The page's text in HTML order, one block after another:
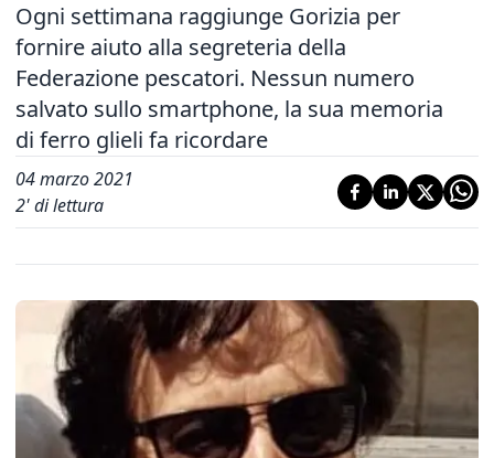
Ogni settimana raggiunge Gorizia per
fornire aiuto alla segreteria della
Federazione pescatori. Nessun numero
salvato sullo smartphone, la sua memoria
di ferro glieli fa ricordare
04 marzo 2021
2' di lettura